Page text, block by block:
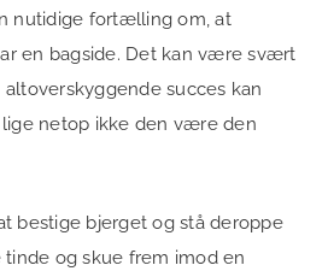
nutidige fortælling om, at
en bagside. Det kan være svært
succes kan
netop ikke den være den
bestige bjerget og stå deroppe
og skue frem imod en